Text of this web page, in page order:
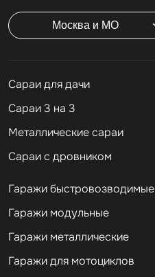
Москва и МО
Cараи для дачи
Сараи 3 на 3
Металлические сараи
Сараи с дровником
Гаражи быстровозводимые
Гаражи модульные
Гаражи металлические
Гаражи для мотоциклов